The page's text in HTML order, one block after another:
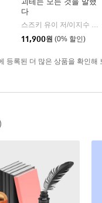
다
스즈키 유이 저/이지수 역
11,900원 (0% 할인)
등록된 더 많은 상품을 확인해